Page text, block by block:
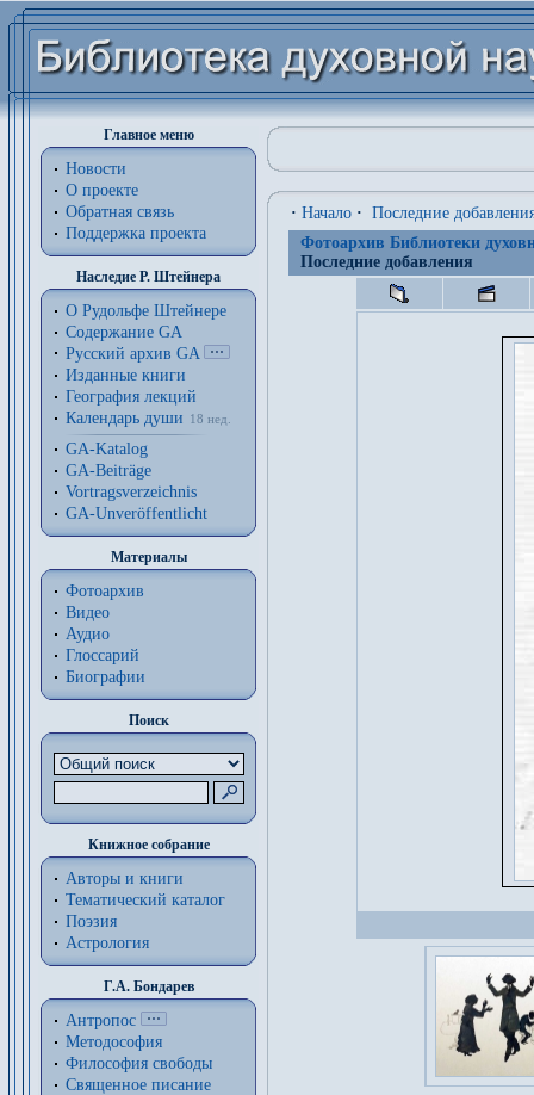
Главное меню
Новости
О проекте
Обратная связь
Поддержка проекта
Наследие Р. Штейнера
О Рудольфе Штейнере
Содержание GA
Русский архив GA
Изданные книги
География лекций
Календарь души
18 нед.
GA-Katalog
GA-Beiträge
Vortragsverzeichnis
GA-Unveröffentlicht
Материалы
Фотоархив
Видео
Аудио
Глоссарий
Биографии
Поиск
Книжное собрание
Авторы и книги
Тематический каталог
Поэзия
Астрология
Г.А. Бондарев
Антропос
Методософия
Философия cвободы
Священное писание
· Начало · Последние
Фотоархив Библиотеки
Последние добавления